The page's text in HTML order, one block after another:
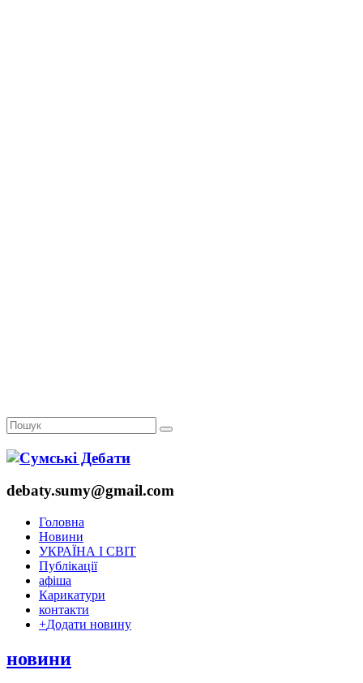
debaty.sumy@gmail.com
Головна
Новини
УКРАЇНА І СВІТ
Публікації
афіша
Карикатури
контакти
+Додати новину
новини